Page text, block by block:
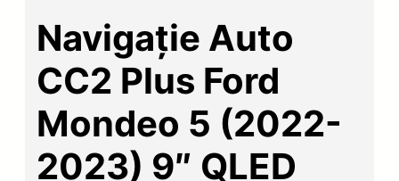
Navigație Auto
CC2 Plus Ford
Mondeo 5 (2022-
2023) 9″ QLED